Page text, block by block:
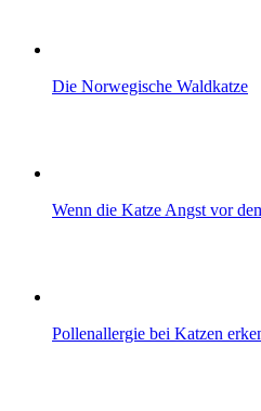
Die Norwegische Waldkatze
Wenn die Katze Angst vor
Pollenallergie bei Katzen